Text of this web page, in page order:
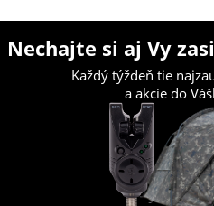
Nechajte si aj Vy
Každý týždeň tie
a akcie do